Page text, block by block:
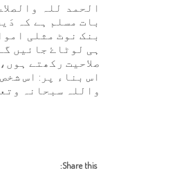
الحمد للہ
بات مسلم ہے کہ
بنک نوٹ مثلی
ہی لوٹاۓ جائیں
صلاحیت رکھتے
اس بناء پر: اس
واللہ سبحانہ
Share this: